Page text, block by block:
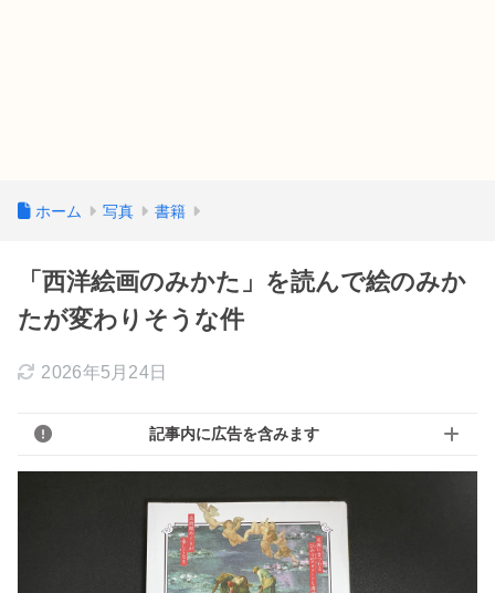
ホーム 写真 書籍
「西洋絵画のみかた」を読んで絵のみか
たが変わりそうな件
2026年5月24日
記事内に広告を含みます